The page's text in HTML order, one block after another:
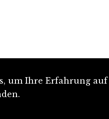
um Ihre Erfahrung